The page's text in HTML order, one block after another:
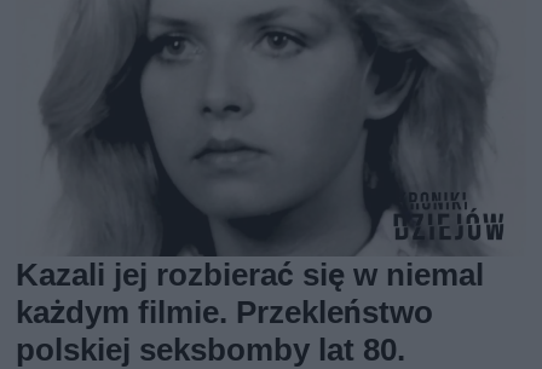
Kazali jej rozbierać się w niemal
każdym filmie. Przekleństwo
polskiej seksbomby lat 80.